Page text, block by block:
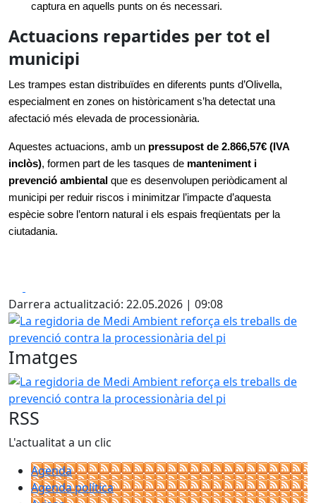
captura en aquells punts on és necessari.
Actuacions repartides per tot el
municipi
Les trampes estan distribuïdes en diferents punts d’Olivella,
especialment en zones on històricament s’ha detectat una
afectació més elevada de processionària.
Aquestes actuacions, amb un pressupost de 2.866,57€ (IVA
inclòs), formen part de les tasques de manteniment i
prevenció ambiental que es desenvolupen periòdicament al
municipi per reduir riscos i minimitzar l’impacte d’aquesta
espècie sobre l’entorn natural i els espais freqüentats per la
ciutadania.
Darrera actualització: 22.05.2026 | 09:08
La regidoria de Medi Ambient reforça els treballs de
Imatges
La regidoria de Medi Ambient reforça els treballs de
RSS
L'actualitat a un clic
Agenda
Agenda política